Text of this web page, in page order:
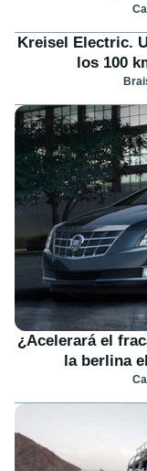
Kreisel Electric.
los 100
¿Acelerará el
la berlina